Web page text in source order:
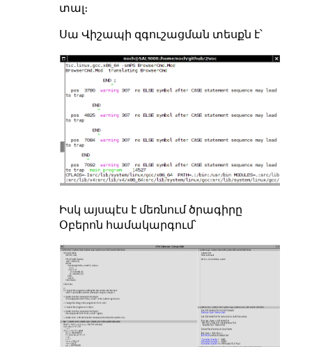
տալ։
Սա Վիշապի զգուշացման տեսքն է՝
Իսկ այսպէս է մեռնում ծրագիրը
Օբերոն համակարգում՝